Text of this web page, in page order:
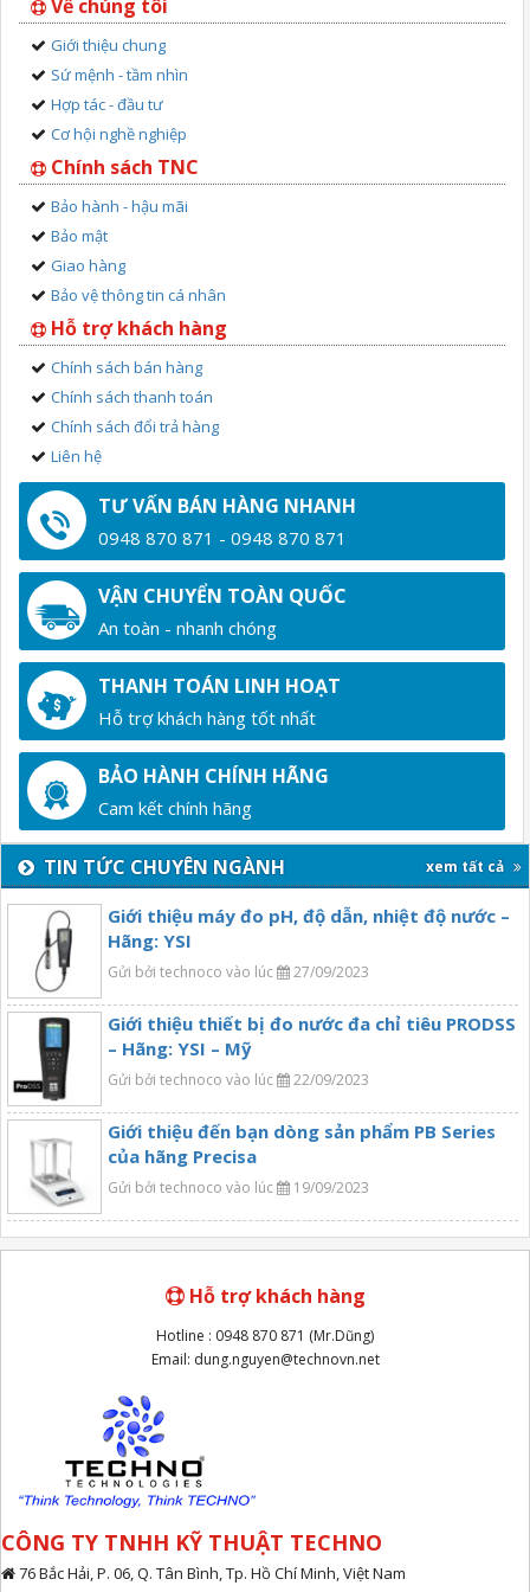
Về chúng tôi
Giới thiệu chung
Sứ mệnh - tầm nhìn
Hợp tác - đầu tư
Cơ hội nghề nghiệp
Chính sách TNC
Bảo hành - hậu mãi
Bảo mật
Giao hàng
Bảo vệ thông tin cá nhân
Hỗ trợ khách hàng
Chính sách bán hàng
Chính sách thanh toán
Chính sách đổi trả hàng
Liên hệ
TƯ VẤN BÁN HÀNG NHANH
0948 870 871 - 0948 870 871
VẬN CHUYỂN TOÀN QUỐC
An toàn - nhanh chóng
THANH TOÁN LINH HOẠT
Hỗ trợ khách hàng tốt nhất
BẢO HÀNH CHÍNH HÃNG
Cam kết chính hãng
TIN TỨC CHUYÊN NGÀNH xem tất cả
Giới thiệu máy đo pH, độ dẫn, nhiệt độ nước –
Hãng: YSI
Gửi bởi technoco vào lúc 27/09/2023
Giới thiệu thiết bị đo nước đa chỉ tiêu PRODSS
– Hãng: YSI – Mỹ
Gửi bởi technoco vào lúc 22/09/2023
Giới thiệu đến bạn dòng sản phẩm PB Series
của hãng Precisa
Gửi bởi technoco vào lúc 19/09/2023
Hỗ trợ khách hàng
Hotline : 0948 870 871 (Mr.Dũng)
Email: dung.nguyen@technovn.net
CÔNG TY TNHH KỸ THUẬT TECHNO
76 Bắc Hải, P. 06, Q. Tân Bình, Tp. Hồ Chí Minh, Việt Nam